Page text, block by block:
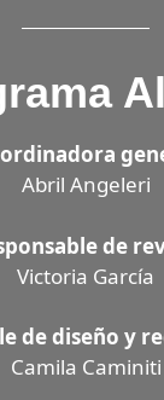
Abril Angeleri
de
Victoria García
de diseño y
Camila Caminiti